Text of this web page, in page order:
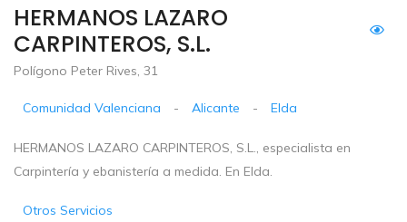
HERMANOS LAZARO
CARPINTEROS, S.L.
Polígono Peter Rives, 31
Comunidad Valenciana - Alicante - Elda
HERMANOS LAZARO CARPINTEROS, S.L., especialista en
Carpintería y ebanistería a medida. En Elda.
Otros Servicios